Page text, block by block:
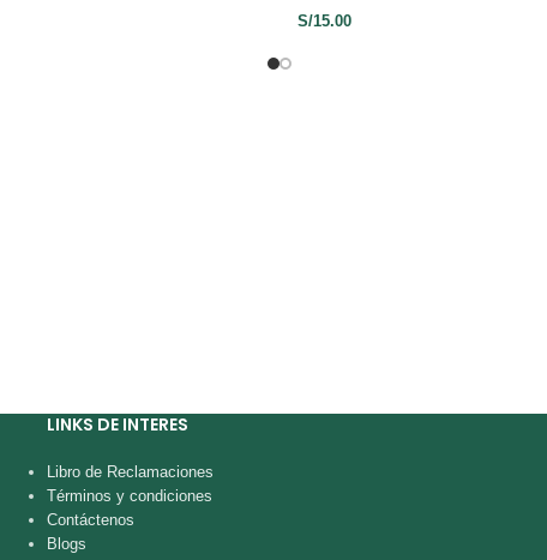
S/15.00
LINKS DE INTERES
Libro de Reclamaciones
Términos y condiciones
Contáctenos
Blogs